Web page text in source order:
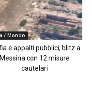
/ Mondo
e appalti pubblici, blitz a
Messina con 12 misure
cautelari